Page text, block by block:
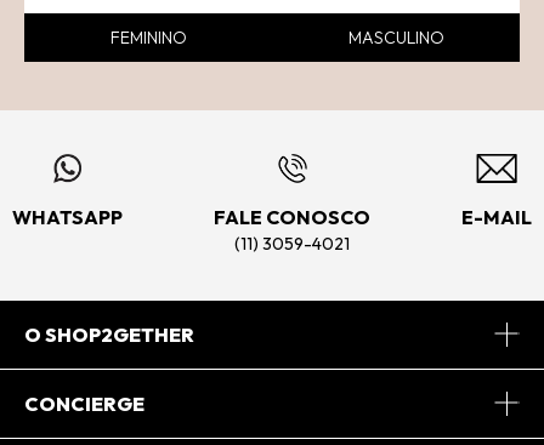
FEMININO MASCULINO
WHATSAPP FALE CONOSCO
(11) 3059-4021
E-MAIL
O SHOP2GETHER
Sobre Nós
CONCIERGE